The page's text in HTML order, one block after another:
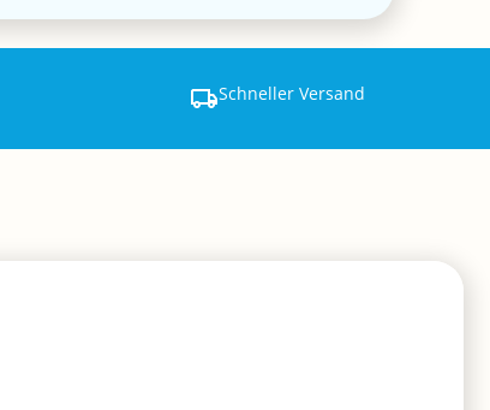
Schneller Versand